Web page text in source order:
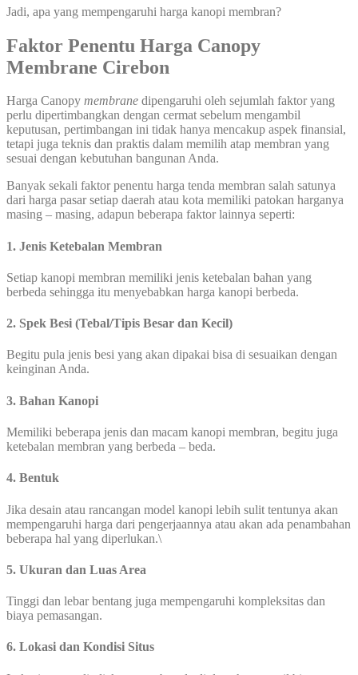
Jadi, apa yang mempengaruhi harga kanopi membran?
Faktor Penentu Harga Canopy
Membrane Cirebon
Harga Canopy membrane dipengaruhi oleh sejumlah faktor yang
perlu dipertimbangkan dengan cermat sebelum mengambil
keputusan, pertimbangan ini tidak hanya mencakup aspek finansial,
tetapi juga teknis dan praktis dalam memilih atap membran yang
sesuai dengan kebutuhan bangunan Anda.
Banyak sekali faktor penentu harga tenda membran salah satunya
dari harga pasar setiap daerah atau kota memiliki patokan harganya
masing – masing, adapun beberapa faktor lainnya seperti:
1. Jenis Ketebalan Membran
Setiap kanopi membran memiliki jenis ketebalan bahan yang
berbeda sehingga itu menyebabkan harga kanopi berbeda.
2. Spek Besi (Tebal/Tipis Besar dan Kecil)
Begitu pula jenis besi yang akan dipakai bisa di sesuaikan dengan
keinginan Anda.
3. Bahan Kanopi
Memiliki beberapa jenis dan macam kanopi membran, begitu juga
ketebalan membran yang berbeda – beda.
4. Bentuk
Jika desain atau rancangan model kanopi lebih sulit tentunya akan
mempengaruhi harga dari pengerjaannya atau akan ada penambahan
beberapa hal yang diperlukan.\
5. Ukuran dan Luas Area
Tinggi dan lebar bentang juga mempengaruhi kompleksitas dan
biaya pemasangan.
6. Lokasi dan Kondisi Situs